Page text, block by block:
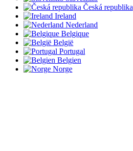
Česká republika
Ireland
Nederland
Belgique
België
Portugal
Belgien
Norge